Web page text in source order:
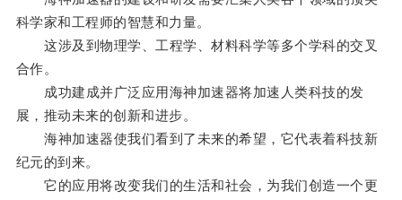
科学家和工程师的智慧和力量。
这涉及到物理学、工程学、材料科学等多个学科的交叉
合作。
成功建成并广泛应用海神加速器将加速人类科技的发
展，推动未来的创新和进步。
海神加速器使我们看到了未来的希望，它代表着科技新
纪元的到来。
它的应用将改变我们的生活和社会，为我们创造一个更